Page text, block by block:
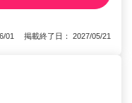
01 掲載終了日： 2027/05/21